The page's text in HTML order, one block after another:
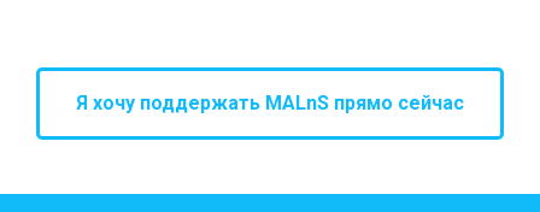
Я хочу поддержать MALnS прямо сейчас